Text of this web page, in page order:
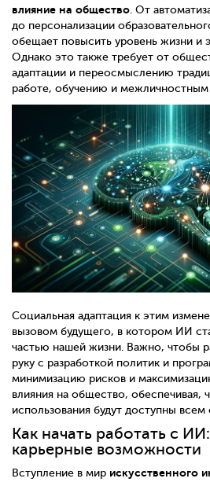
влияние на общество . От
до персонализации
обещает повысить уровень жизни и
Однако это также требует от
адаптации и переосмыслению
работе, обучению и межличностным
Социальная адаптация к этим
вызовом будущего, в котором ИИ
частью нашей жизни. Важно, чтобы
руку с разработкой политик и
минимизацию рисков и
влияния на общество, обеспечивая,
использования будут доступны всем
Как начать работать с
карьерные возможности
Вступление в мир искусственного